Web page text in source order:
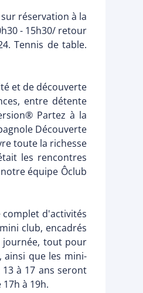
réservation à la
- 15h30/ retour
Tennis de table.
et de découverte
entre détente
Partez à la
Découverte
toute la richesse
les rencontres
équipe Ôclub
d'activités
club, encadrés
journée, tout pour
ainsi que les mini-
à 17 ans seront
à 19h.